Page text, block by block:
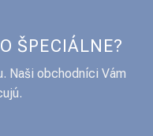
ŠPECIÁLNE?
Naši obchodníci Vám